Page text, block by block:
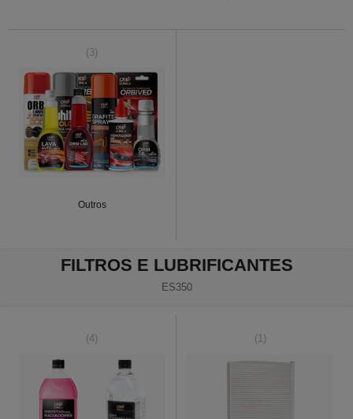
(3)
Outros
FILTROS E LUBRIFICANTES
ES350
(4) (1)